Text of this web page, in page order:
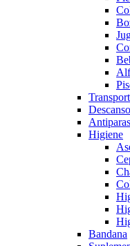
Descanso
Higiene
Bandana